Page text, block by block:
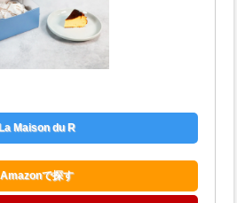
La Maison du R
Amazonで探す